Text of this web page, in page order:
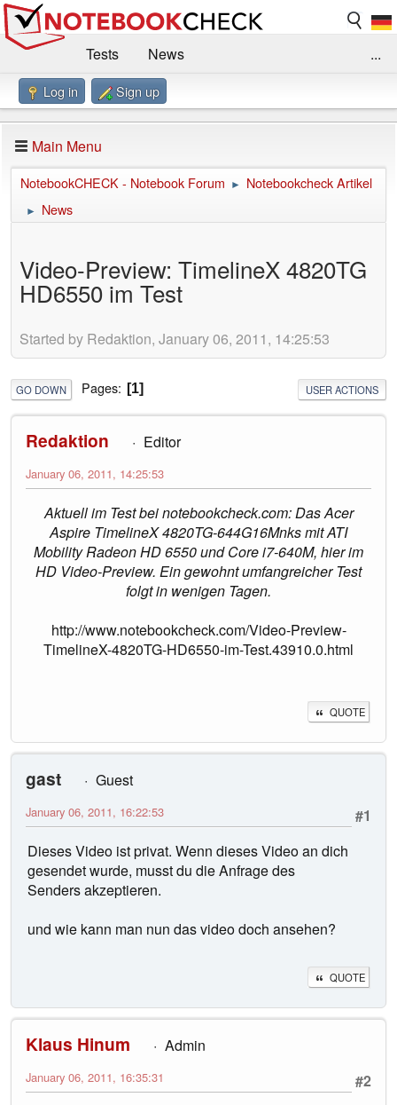
Tests
News
Benchmarks / Technik
Forum
Impressum
...
Log in Sign up
Main Menu
NotebookCHECK - Notebook Forum ► Notebookcheck Artikel
► News
Video-Preview: TimelineX 4820TG
HD6550 im Test
Started by Redaktion, January 06, 2011, 14:25:53
GO DOWN Pages 1 USER ACTIONS
Redaktion Editor
January 06, 2011, 14:25:53
Aktuell im Test bei notebookcheck.com: Das Acer
Aspire TimelineX 4820TG-644G16Mnks mit ATI
Mobility Radeon HD 6550 und Core i7-640M, hier im
HD Video-Preview. Ein gewohnt umfangreicher Test
folgt in wenigen Tagen.
http://www.notebookcheck.com/Video-Preview-
TimelineX-4820TG-HD6550-im-Test.43910.0.html
QUOTE
gast
Guest
#1
January 06, 2011, 16:22:53
Dieses Video ist privat. Wenn dieses Video an dich
gesendet wurde, musst du die Anfrage des
Senders akzeptieren.
und wie kann man nun das video doch ansehen?
QUOTE
Klaus Hinum
Admin
#2
January 06, 2011, 16:35:31